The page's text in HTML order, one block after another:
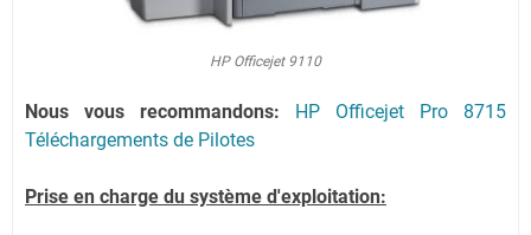
HP Officejet 9110
Nous vous recommandons: HP Officejet Pro 8715
Téléchargements de Pilotes
Prise en charge du système d'exploitation: